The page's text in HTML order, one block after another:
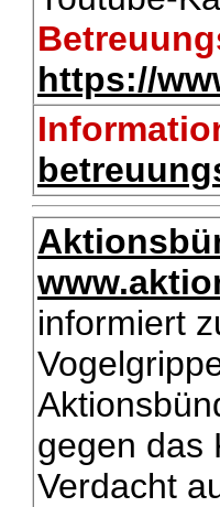
https://
informiert
gegen das
Verdacht